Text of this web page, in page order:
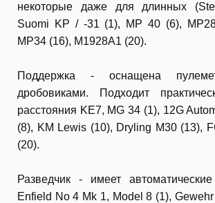
некоторые даже для длинных
Suomi KP / -31 (1), MP 40 (6),
MP34 (16), M1928A1 (20).
Поддержка - оснащена
дробовиками. Подходит
расстояния KE7, MG 34 (1), 12G
(8), KM Lewis (10), Dryling M30 (13),
(20).
Разведчик - имеет
Enfield No 4 Mk 1, Model 8 (1),